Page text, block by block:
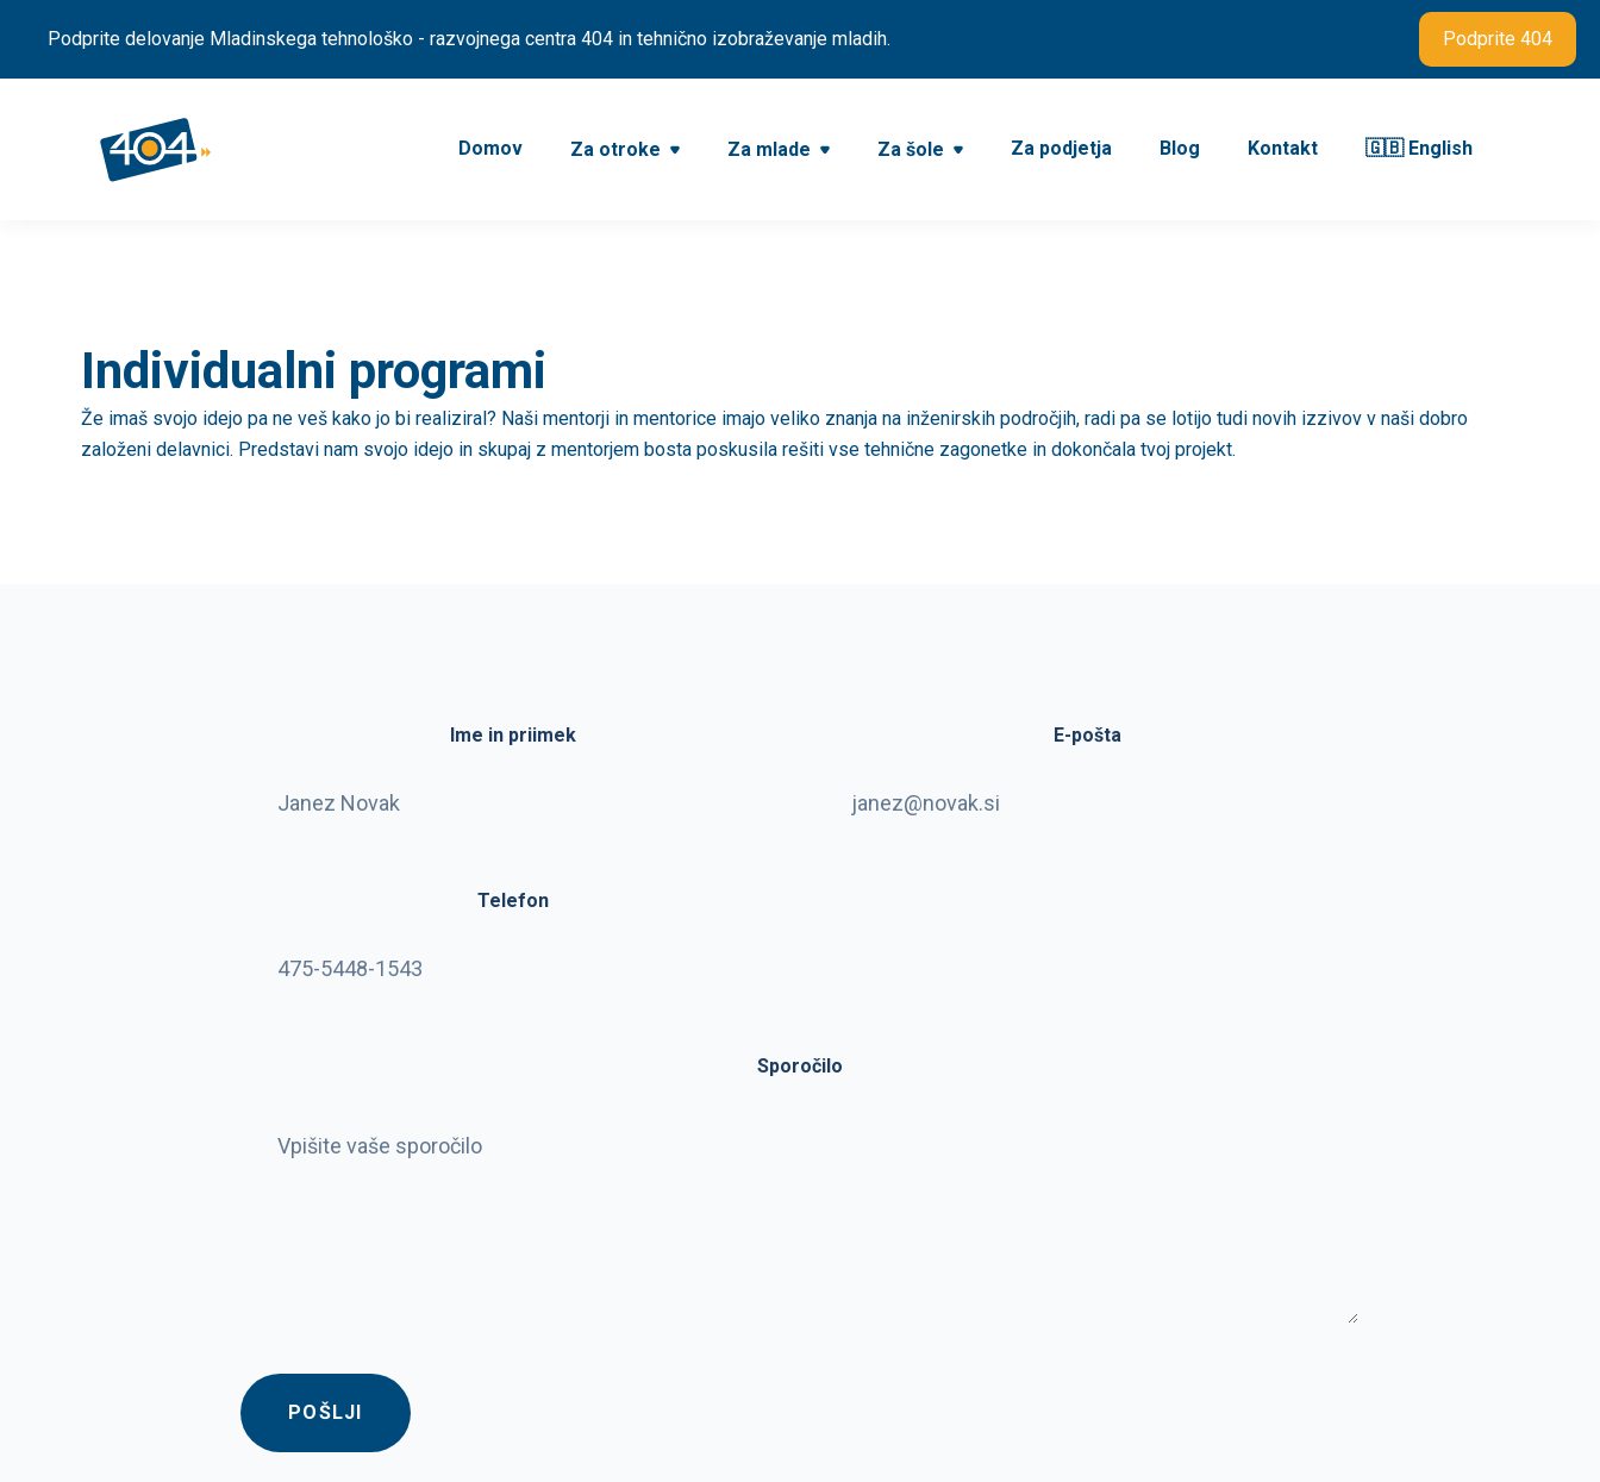
Podprite delovanje Mladinskega tehnološko - razvojnega centra 404 in tehnično izobraževanje mladih. Podprite 404
Domov Za otroke  Za mlade  Za šole  Za podjetja Blog Kontakt 🇬🇧 English
Individualni programi
Že imaš svojo idejo pa ne veš kako jo bi realiziral? Naši mentorji in mentorice imajo veliko znanja na inženirskih področjih, radi pa se lotijo tudi novih izzivov v naši dobro
založeni delavnici. Predstavi nam svojo idejo in skupaj z mentorjem bosta poskusila rešiti vse tehnične zagonetke in dokončala tvoj projekt.
Ime in priimek E-pošta
Telefon
Sporočilo